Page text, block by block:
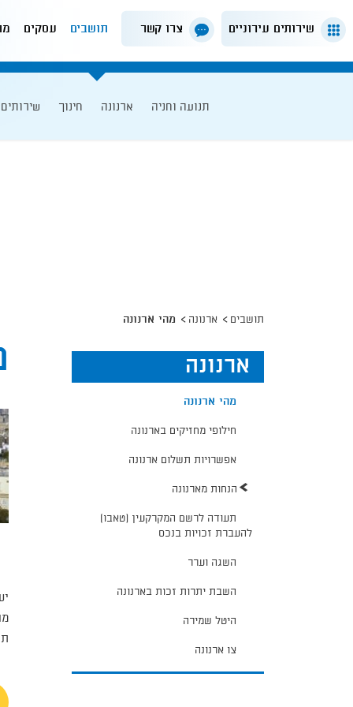
שירותים עירוניים צרו קשר תושבים עסקים
תנועה וחניה ארנונה חינוך
תושבים ארנונה מהי ארנונה
ארנונה
מהי ארנונה
חילופי מחזיקים בארנונה
אפשרויות תשלום ארנונה
הנחות מארנונה
תעודה לרשם המקרקעין (טאבו)
להעברת זכויות בנכס
השגה וערר
השבת יתרות זכות בארנונה
היטל שמירה
צו ארנונה
יעדי